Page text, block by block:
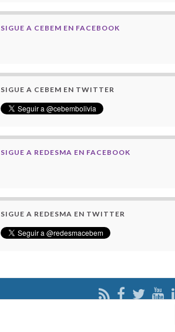
SIGUE A CEBEM EN FACEBOOK
SIGUE A CEBEM EN TWITTER
SIGUE A REDESMA EN FACEBOOK
SIGUE A REDESMA EN TWITTER